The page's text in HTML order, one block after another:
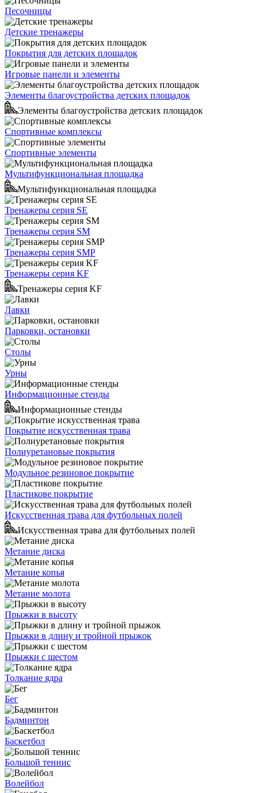
Песочницы
Детские тренажеры
Покрытия для детских площадок
Игровые панели и элементы
Элементы благоустройства детских площадок
Элементы благоустройства детских площадок
Спортивные комплексы
Спортивные элементы
Мультифункциональная площадка
Мультифункциональная площадка
Тренажеры серия SE
Тренажеры серия SM
Тренажеры серия SMP
Тренажеры серия KF
Тренажеры серия KF
Лавки
Парковки, остановки
Столы
Урны
Информационные стенды
Информационные стенды
Покрытие искусственная трава
Полиуретановые покрытия
Модульное резиновое покрытие
Пластикове покрытие
Искусственная трава для футбольных полей
Искусственная трава для футбольных полей
Метание диска
Метание копья
Метание молота
Прыжки в высоту
Прыжки в длину и тройной прыжок
Прыжки с шестом
Толкание ядра
Бег
Бадминтон
Баскетбол
Большой теннис
Волейбол